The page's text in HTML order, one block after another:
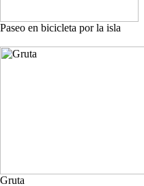
Paseo en bicicleta por la isla
Gruta